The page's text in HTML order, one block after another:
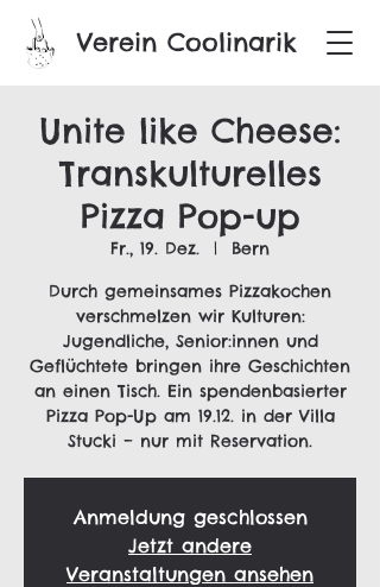
Verein Coolinarik
Unite like Cheese:
Transkulturelles
Pizza Pop-up
Fr., 19. Dez.
  |
Bern
Durch gemeinsames Pizzakochen
verschmelzen wir Kulturen:
Jugendliche, Senior:innen und
Geflüchtete bringen ihre Geschichten
an einen Tisch. Ein spendenbasierter
Pizza Pop-Up am 19.12. in der Villa
Stucki – nur mit Reservation.
Anmeldung geschlossen
Jetzt andere
Veranstaltungen ansehen